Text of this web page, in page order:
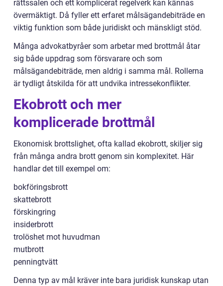
rättssalen och ett komplicerat regelverk kan kännas
övermäktigt. Då fyller ett erfaret målsägandebiträde en
viktig funktion som både juridiskt och mänskligt stöd.
Många advokatbyråer som arbetar med brottmål åtar
sig både uppdrag som försvarare och som
målsägandebiträde, men aldrig i samma mål. Rollerna
är tydligt åtskilda för att undvika intressekonflikter.
Ekobrott och mer
komplicerade brottmål
Ekonomisk brottslighet, ofta kallad ekobrott, skiljer sig
från många andra brott genom sin komplexitet. Här
handlar det till exempel om:
bokföringsbrott
skattebrott
förskingring
insiderbrott
trolöshet mot huvudman
mutbrott
penningtvätt
Denna typ av mål kräver inte bara juridisk kunskap utan